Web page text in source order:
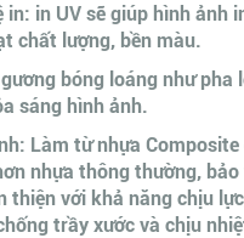
in: in UV sẽ giúp hình ảnh
chất lượng, bền màu.
bóng loáng như pha
sáng hình ảnh.
Làm từ nhựa
nhựa thông thường, bảo
thiện với khả năng chịu
trầy xước và chịu